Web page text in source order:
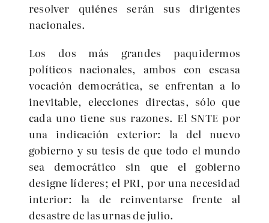
resolver quiénes serán sus dirigentes
nacionales.
Los dos más grandes paquidermos
políticos nacionales, ambos con escasa
vocación democrática, se enfrentan a lo
inevitable, elecciones directas, sólo que
cada uno tiene sus razones. El SNTE por
una indicación exterior: la del nuevo
gobierno y su tesis de que todo el mundo
sea democrático sin que el gobierno
designe líderes; el PRI, por una necesidad
interior: la de reinventarse frente al
desastre de las urnas de julio.